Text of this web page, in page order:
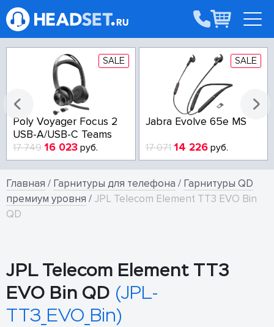
SALE
Poly Voyager Focus 2
USB-A/USB-C Teams
17 749 16 023 руб.
SALE
Jabra Evolve 65e MS
17 071 14 226руб.
Главная / Гарнитуры для телефона / Гарнитуры QD
премиум уровня / JPL Telecom Element TT3 EVO Bin
QD
JPL Telecom Element TT3
EVO Bin QD (JPL-
TT3_EVO_Bin)